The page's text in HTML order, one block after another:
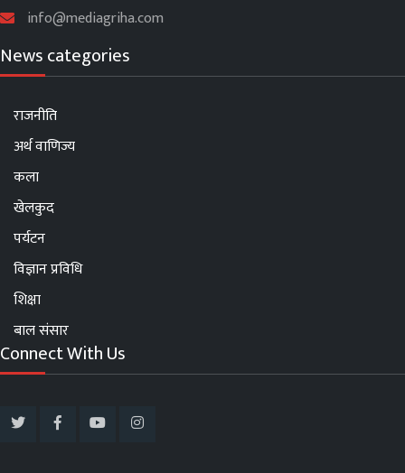
info@mediagriha.com
News categories
राजनीति
अर्थ वाणिज्य
कला
खेलकुद
पर्यटन
विज्ञान प्रविधि
शिक्षा
बाल संसार
Connect With Us